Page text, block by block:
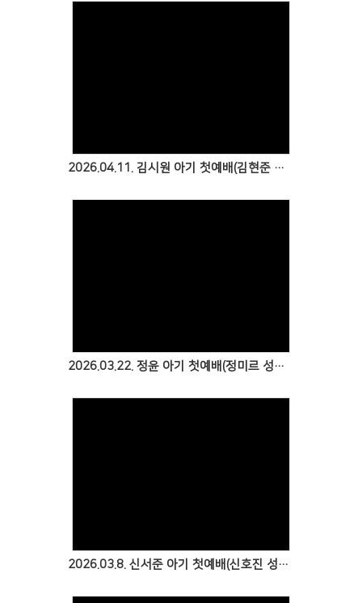
2026.04.11. 김시원 아기 첫예배(김현준 성도 & 정수빈 성도)
2026.03.22. 정윤 아기 첫예배(정미르 성도 & 윤서정 성도)
2026.03.8. 신서준 아기 첫예배(신호진 성도 & 손지현 성도)